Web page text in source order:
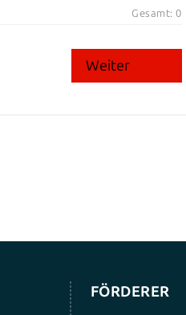
Gesamt:0
Weiter
FÖRDERER